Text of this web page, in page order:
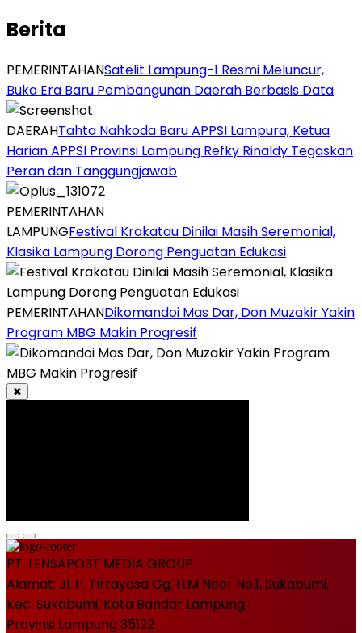
Berita
PEMERINTAHANSatelit Lampung-1 Resmi Meluncur,
Buka Era Baru Pembangunan Daerah Berbasis Data
DAERAHTahta Nahkoda Baru APPSI Lampura, Ketua
Harian APPSI Provinsi Lampung Refky Rinaldy Tegaskan
Peran dan Tanggungjawab
PEMERINTAHAN
LAMPUNGFestival Krakatau Dinilai Masih Seremonial,
Klasika Lampung Dorong Penguatan Edukasi
PEMERINTAHANDikomandoi Mas Dar, Don Muzakir Yakin
Program MBG Makin Progresif
✖
PT. LENSAPOST MEDIA GROUP
Alamat: Jl. P. Tirtayasa Gg. H.M Noor No.1, Sukabumi,
Kec. Sukabumi, Kota Bandar Lampung,
Provinsi Lampung 35122